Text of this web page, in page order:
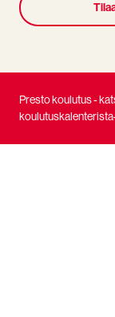
Presto koulutus -